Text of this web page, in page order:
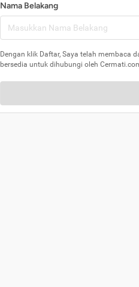
Nama Belakang
Dengan klik Daftar, Saya telah membaca
bersedia untuk dihubungi oleh